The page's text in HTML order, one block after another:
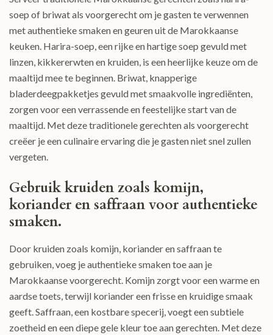
soep of briwat als voorgerecht om je gasten te verwennen
met authentieke smaken en geuren uit de Marokkaanse
keuken. Harira-soep, een rijke en hartige soep gevuld met
linzen, kikkererwten en kruiden, is een heerlijke keuze om de
maaltijd mee te beginnen. Briwat, knapperige
bladerdeegpakketjes gevuld met smaakvolle ingrediënten,
zorgen voor een verrassende en feestelijke start van de
maaltijd. Met deze traditionele gerechten als voorgerecht
creëer je een culinaire ervaring die je gasten niet snel zullen
vergeten.
Gebruik kruiden zoals komijn,
koriander en saffraan voor authentieke
smaken.
Door kruiden zoals komijn, koriander en saffraan te
gebruiken, voeg je authentieke smaken toe aan je
Marokkaanse voorgerecht. Komijn zorgt voor een warme en
aardse toets, terwijl koriander een frisse en kruidige smaak
geeft. Saffraan, een kostbare specerij, voegt een subtiele
zoetheid en een diepe gele kleur toe aan gerechten. Met deze